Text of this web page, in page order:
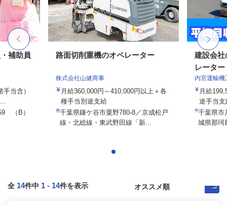
補助員
当含）
（B）
路面切削重機のオペレーター
株式会社山健商事
月給360,000円～410,000円以上＋各
種手当別途支給
千葉県鎌ケ谷市粟野780-8／京成松戸
線・北総線・東武野田線「新...
建設会社
レーター
内宮運輸機
月給
途手当
千葉県市
城県那珂
全 14件中 1 - 14件を表示